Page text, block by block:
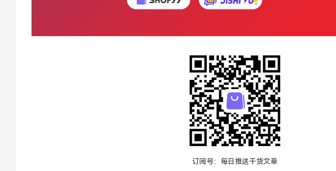
订阅号：每日推送干货文章